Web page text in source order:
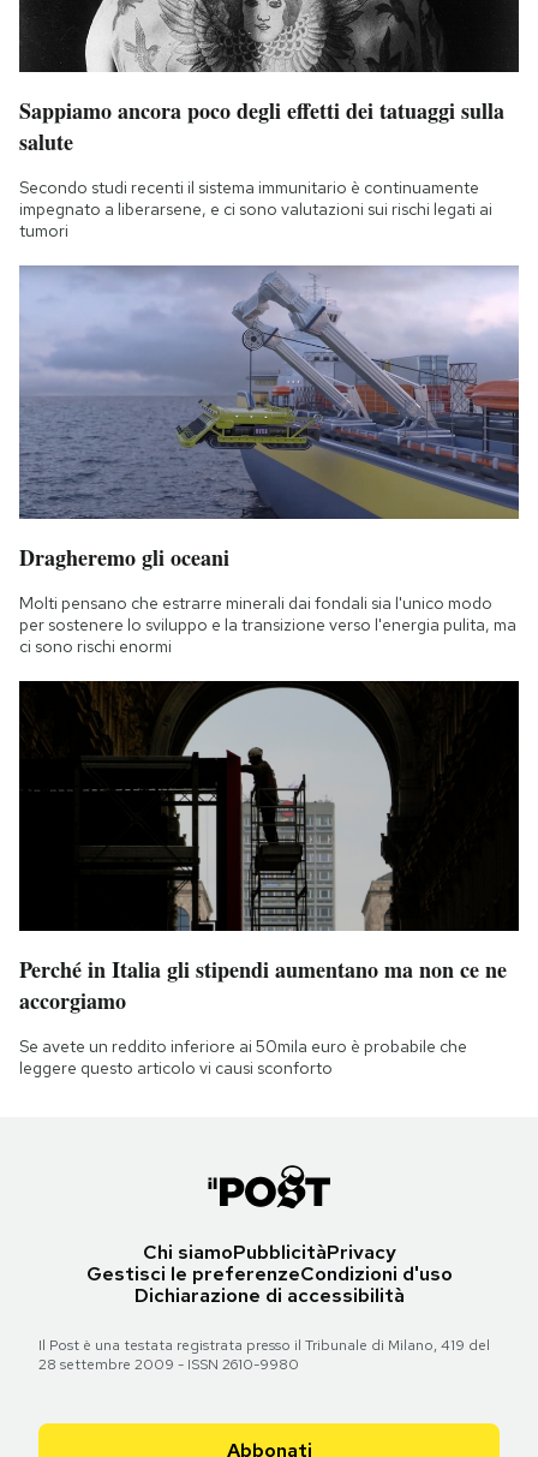
Sappiamo ancora poco degli effetti dei tatuaggi sulla
salute
Secondo studi recenti il sistema immunitario è continuamente
impegnato a liberarsene, e ci sono valutazioni sui rischi legati ai
tumori
Dragheremo gli oceani
Molti pensano che estrarre minerali dai fondali sia l'unico modo
per sostenere lo sviluppo e la transizione verso l'energia pulita, ma
ci sono rischi enormi
Perché in Italia gli stipendi aumentano ma non ce ne
accorgiamo
Se avete un reddito inferiore ai 50mila euro è probabile che
leggere questo articolo vi causi sconforto
Chi siamoPubblicitàPrivacy
Gestisci le preferenzeCondizioni d'uso
Dichiarazione di accessibilità
Il Post è una testata registrata presso il Tribunale di Milano, 419 del
28 settembre 2009 - ISSN 2610-9980
Abbonati